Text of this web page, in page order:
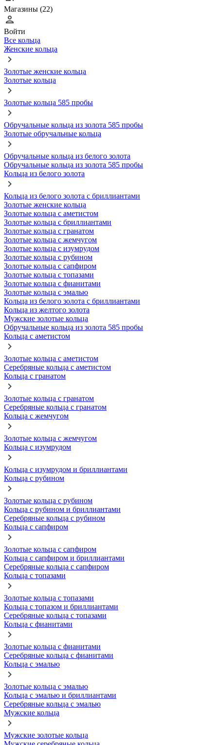
Магазины (22)
Войти
Все кольца
Женские кольца
Золотые женские кольца
Золотые кольца
Золотые кольца 585 пробы
Обручальные кольца из золота 585 пробы
Золотые обручальные кольца
Обручальные кольца из белого золота
Обручальные кольца из золота 585 пробы
Кольца из белого золота
Кольца из белого золота с бриллиантами
Золотые женские кольца
Золотые кольца с аметистом
Золотые кольца с бриллиантами
Золотые кольца с гранатом
Золотые кольца с жемчугом
Золотые кольца с изумрудом
Золотые кольца с рубином
Золотые кольца с сапфиром
Золотые кольца с топазами
Золотые кольца с фианитами
Золотые кольца с эмалью
Кольца из белого золота с бриллиантами
Кольца из желтого золота
Мужские золотые кольца
Обручальные кольца из золота 585 пробы
Кольца с аметистом
Золотые кольца с аметистом
Серебряные кольца с аметистом
Кольца с гранатом
Золотые кольца с гранатом
Серебряные кольца с гранатом
Кольца с жемчугом
Золотые кольца с жемчугом
Кольца с изумрудом
Кольца с изумрудом и бриллиантами
Кольца с рубином
Золотые кольца с рубином
Кольца с рубином и бриллиантами
Серебряные кольца с рубином
Кольца с сапфиром
Золотые кольца с сапфиром
Кольца с сапфиром и бриллиантами
Серебряные кольца с сапфиром
Кольца с топазами
Золотые кольца с топазами
Кольца с топазом и бриллиантами
Серебряные кольца с топазами
Кольца с фианитами
Золотые кольца с фианитами
Серебряные кольца с фианитами
Кольца с эмалью
Золотые кольца с эмалью
Кольца с эмалью и бриллиантами
Серебряные кольца с эмалью
Мужские кольца
Мужские золотые кольца